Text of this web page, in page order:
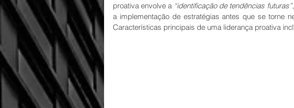
proativa envolve a “identificação de tendências futuras”
a implementação de estratégias antes que se torne
Características principais de uma liderança proativa